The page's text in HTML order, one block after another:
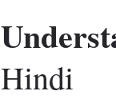
Hindi